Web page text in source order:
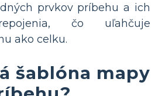
prvkov príbehu a ich
čo uľahčuje
ako celku.
šablóna mapy